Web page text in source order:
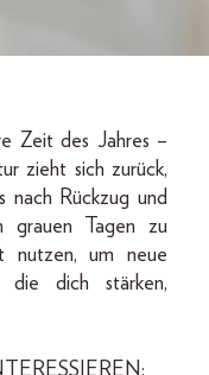
Zeit des Jahres –
zieht sich zurück,
nach Rückzug und
grauen Tagen zu
nutzen, um neue
die dich stärken,